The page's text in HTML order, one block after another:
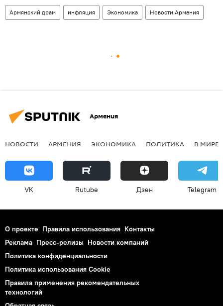
Армянский драм инфляция Экономика Новости Армения
Армения
НОВОСТИ АРМЕНИЯ ЭКОНОМИКА ПОЛИТИКА В МИРЕ
VK Rutube Дзен Telegram
О проекте Правила использования Контакты
Реклама Пресс-релизы Новости компаний
Политика конфиденциальности
Политика использования Cookie
Правила применения рекомендательных
технологий